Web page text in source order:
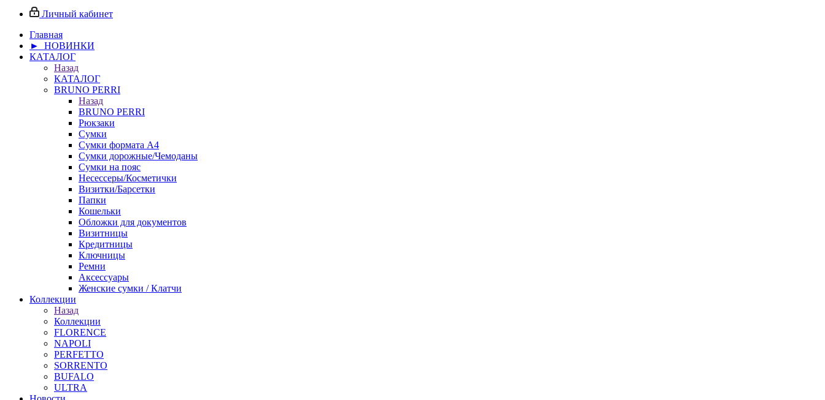
Личный кабинет
Главная
► НОВИНКИ
КАТАЛОГ
Назад
КАТАЛОГ
BRUNO PERRI
Назад
BRUNO PERRI
Рюкзаки
Сумки
Сумки формата А4
Сумки дорожные/Чемоданы
Сумки на пояс
Несессеры/Косметички
Визитки/Барсетки
Папки
Кошельки
Обложки для документов
Визитницы
Кредитницы
Ключницы
Ремни
Аксессуары
Женские сумки / Клатчи
Коллекции
Назад
Коллекции
FLORENCE
NAPOLI
PERFETTO
SORRENTO
BUFALO
ULTRA